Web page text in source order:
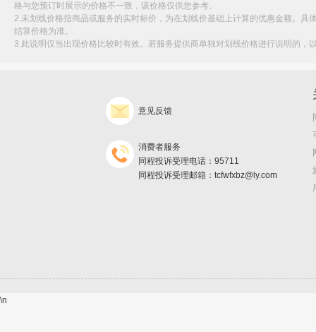
格与您预订时展示的价格不一致，该价格仅供您参考。
2.未划线价格指商品或服务的实时标价，为在划线价基础上计算的优惠金额。
结算价格为准。
3.此说明仅当出现价格比较时有效。若服务提供商单独对划线价格进行说明的
意见反馈
消费者服务
同程投诉受理电话：95711
同程投诉受理邮箱：tcfwfxbz@ly.com
\n